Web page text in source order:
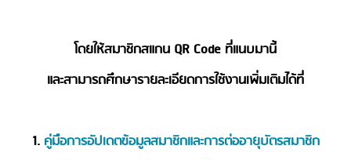
โดยให้สมาชิกสแกน QR Code ที่แนบมานี้
และสามารถศึกษารายละเอียดการใช้งานเพิ่มเติมได้ที่
1. คู่มือการอัปเดตข้อมูลสมาชิกและการต่ออายุบัตรสมาชิก